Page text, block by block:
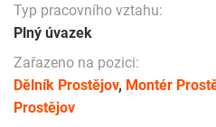
Typ pracovního vztahu:
Plný úvazek
Zařazeno na pozici:
Dělník Prostějov, Montér
Prostějov